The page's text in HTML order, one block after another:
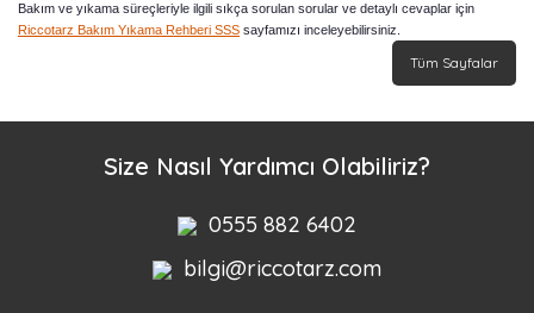
Bakım ve yıkama süreçleriyle ilgili sıkça sorulan sorular ve detaylı cevaplar için
Riccotarz Bakım Yıkama Rehberi SSS sayfamızı inceleyebilirsiniz.
Tüm Sayfalar
Size Nasıl Yardımcı Olabiliriz?
0555 882 6402
bilgi@riccotarz.com